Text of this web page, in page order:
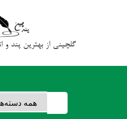
گلچینی از بهترین پند و